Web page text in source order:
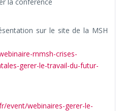
sur le site de la MSH
rnmsh-crises-
gerer-le-travail-du-futur-
event/webinaires-gerer-le-